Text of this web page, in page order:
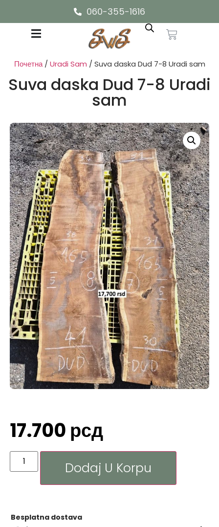
060-355-1616
Почетна/Uradi Sam / Suva daska Dud 7-8 Uradi sam
Suva daska Dud 7-8 Uradi
sam
17.700 рсд
Dodaj U Korpu
Besplatna dostava